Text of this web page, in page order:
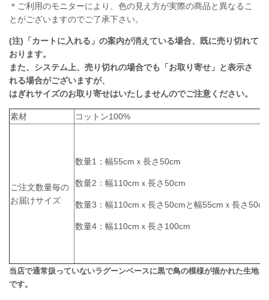
＊ご利用のモニターにより、色の見え方が実際の商品と異なるこ
とがございますのでご了承下さい。
(注)「カートに入れる」の案内が消えている場合、既に売り切れて
おります。
また、システム上、売り切れの場合でも「お取り寄せ」と表示さ
れる場合がございますが、
はぎれサイズのお取り寄せはいたしませんのでご注意ください。
素材 コットン100%
ご注文数量毎の
お届けサイズ
数量1：幅55cmｘ長さ50cm
数量2：幅110cmｘ長さ50cm
数量3：幅110cmｘ長さ50cmと幅55cmｘ長さ
数量4：幅110cmｘ長さ100cm
当店で通常扱っていないラグーンベースに黒で鳥の模様が描かれた生地
です。